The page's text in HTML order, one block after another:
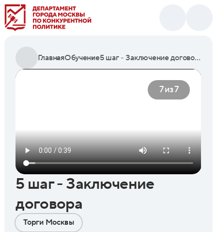
5 шаг - Заключение
договора
Торги Москвы
7 из 7
ГлавнаяОбучение 5 шаг - Заключение договора